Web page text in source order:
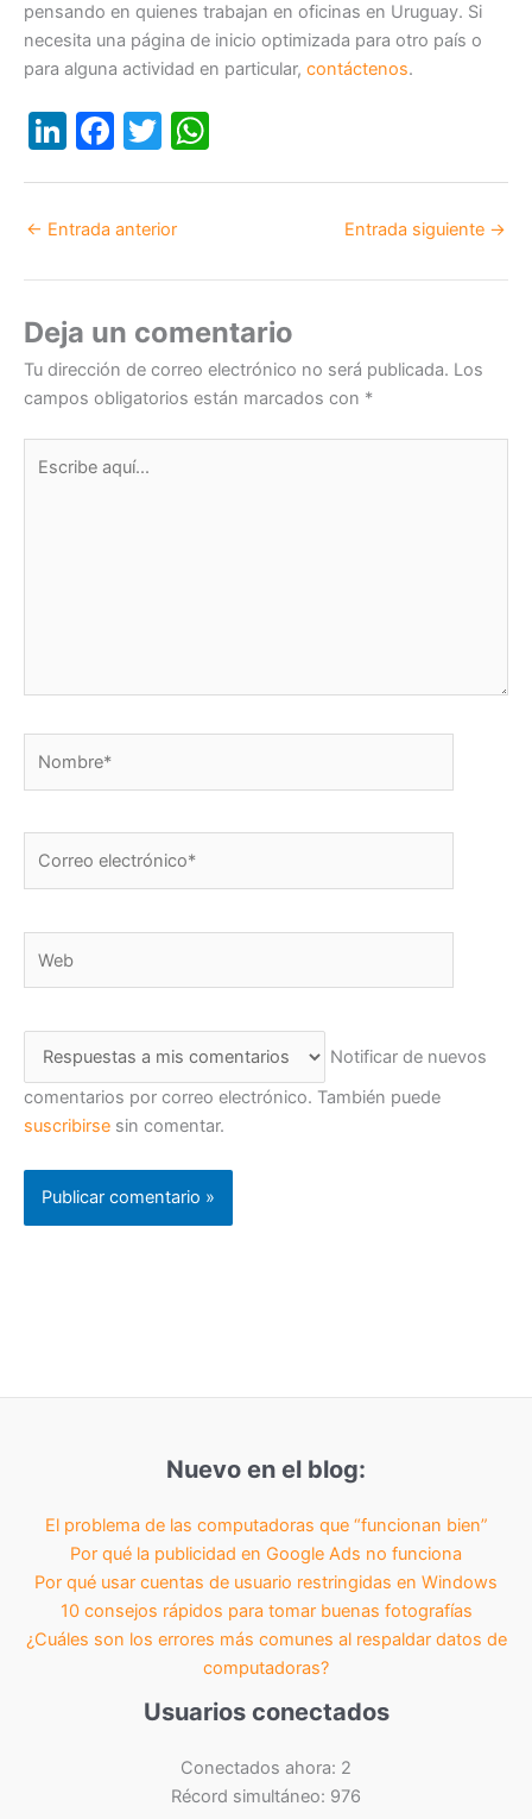
pensando en quienes trabajan en oficinas en Uruguay. Si
necesita una página de inicio optimizada para otro país o
para alguna actividad en particular, contáctenos.
Li
e
dI
n
F
e
b
o
o
k
T
er
A
p
p
← Entrada anterior Entrada siguiente →
Deja un comentario
Tu dirección de correo electrónico no será publicada. Los
campos obligatorios están marcados con *
aquí...
electrónico*
Notificar de nuevos
comentarios por correo electrónico. También puede
suscribirse sin comentar.
Nuevo en el blog:
El problema de las computadoras que “funcionan bien”
Por qué la publicidad en Google Ads no funciona
Por qué usar cuentas de usuario restringidas en Windows
10 consejos rápidos para tomar buenas fotografías
¿Cuáles son los errores más comunes al respaldar datos de
computadoras?
Usuarios conectados
Conectados ahora: 2
Récord simultáneo: 976